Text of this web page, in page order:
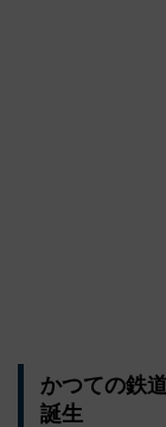
かつての鉄
誕生